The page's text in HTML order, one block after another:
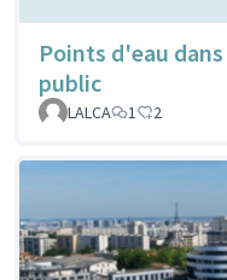
Points d'eau
public
LALCA
1 2